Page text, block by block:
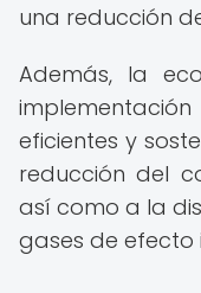
una reducción
Además, la
eficientes y
reducción del
así como a la
gases de efecto